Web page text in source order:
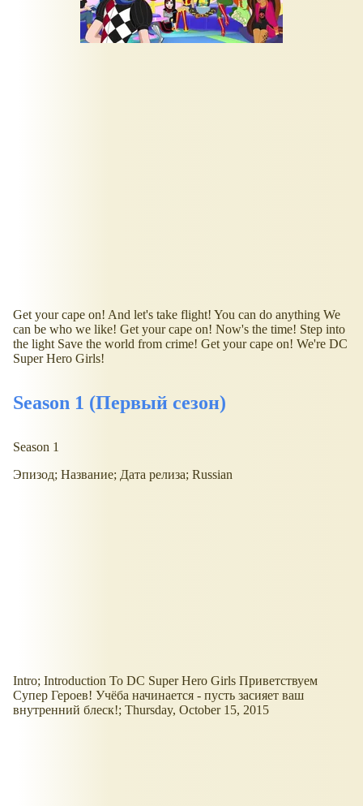
Get your cape on! And let's take flight! You can do anything We
can be who we like! Get your cape on! Now's the time! Step into
the light Save the world from crime! Get your cape on! We're DC
Super Hero Girls!
Season 1 (Первый сезон)
Season 1
Эпизод; Название; Дата релиза; Russian
Intro; Introduction To DC Super Hero Girls Приветствуем
Супер Героев! Учёба начинается - пусть засияет ваш
внутренний блеск!; Thursday, October 15, 2015